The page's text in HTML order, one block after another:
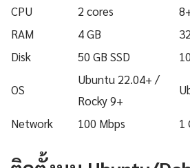
CPU
2 cores
RAM
4 GB
Disk
50 GB SSD
OS
Ubuntu 22.04+ /
Rocky 9+
Network 100 Mbps 1